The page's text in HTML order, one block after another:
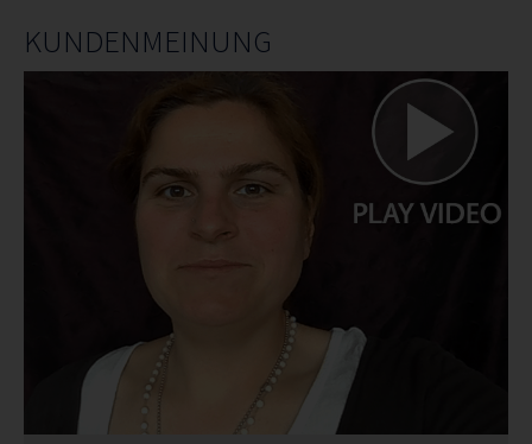
KUNDENMEINUNG